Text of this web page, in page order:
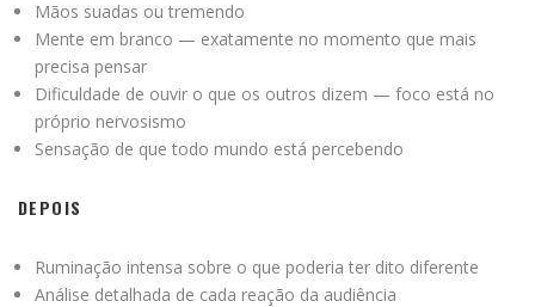
Mãos suadas ou tremendo
Mente em branco — exatamente no momento que mais
precisa pensar
Dificuldade de ouvir o que os outros dizem — foco está no
próprio nervosismo
Sensação de que todo mundo está percebendo
DEPOIS
Ruminação intensa sobre o que poderia ter dito diferente
Análise detalhada de cada reação da audiência